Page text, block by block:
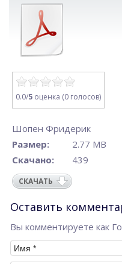
0.0/5 оценка (0 голосов)
Шопен Фридерик
Размер:
2.77 MB
Скачано:
439
СКАЧАТЬ
Оставить
Вы комментируете как